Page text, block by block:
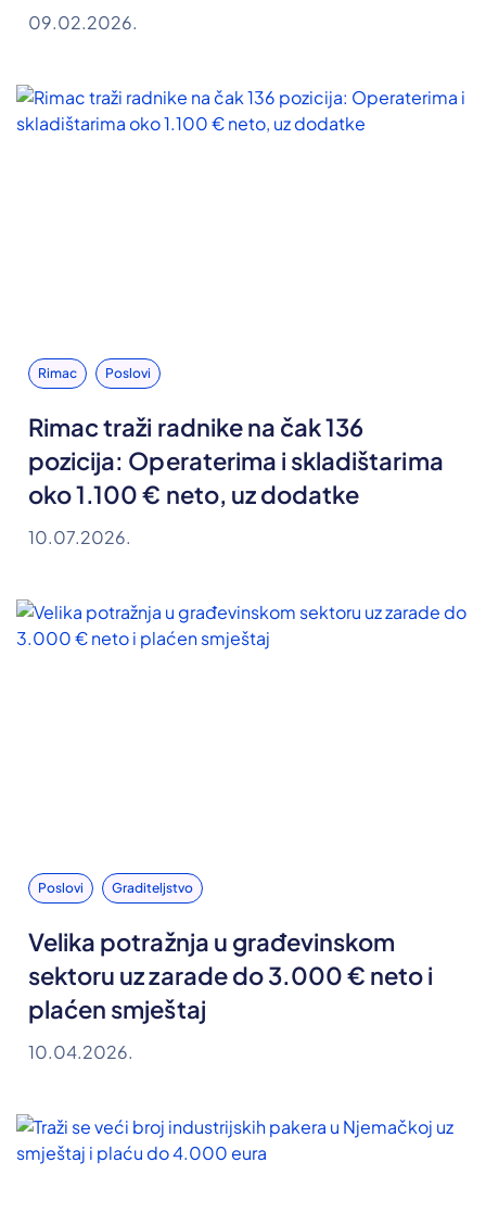
09.02.2026.
Rimac Poslovi
Rimac traži radnike na čak 136
pozicija: Operaterima i skladištarima
oko 1.100 € neto, uz dodatke
10.07.2026.
Poslovi Graditeljstvo
Velika potražnja u građevinskom
sektoru uz zarade do 3.000 € neto i
plaćen smještaj
10.04.2026.